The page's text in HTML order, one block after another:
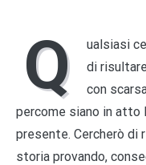
Q
ualsiasi
di
con
percome siano in atto
presente. Cercherò di
storia provando,